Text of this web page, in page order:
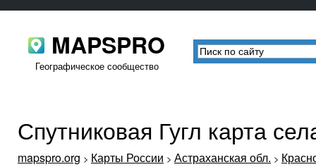
MAPSPRO
Географическое сообщество
Спутниковая Гугл карта
mapspro.org > Карты России > Астраханская обл. >